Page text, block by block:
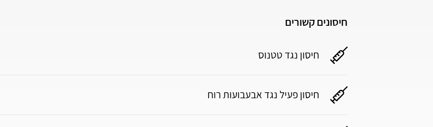
חיסונים קשורים
חיסון נגד טטנוס
חיסון פעיל נגד אבעבועות רוח